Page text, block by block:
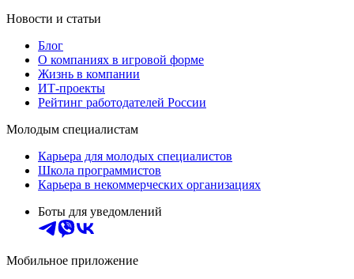
Новости и статьи
Блог
О компаниях в игровой форме
Жизнь в компании
ИТ-проекты
Рейтинг работодателей России
Молодым специалистам
Карьера для молодых специалистов
Школа программистов
Карьера в некоммерческих организациях
Боты для уведомлений
Мобильное приложение